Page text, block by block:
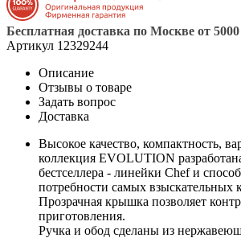
Бесплатная доставка по Москве от
Артикул 12329244
Описание
Отзывы о товаре
Задать вопрос
Доставка
Высокое качество, компактность,
коллекция EVOLUTION
бестселлера - линейки Chef и
потребности самых взыскательных
Прозрачная крышка позволяет
приготовления.
Ручка и обод сделаны из